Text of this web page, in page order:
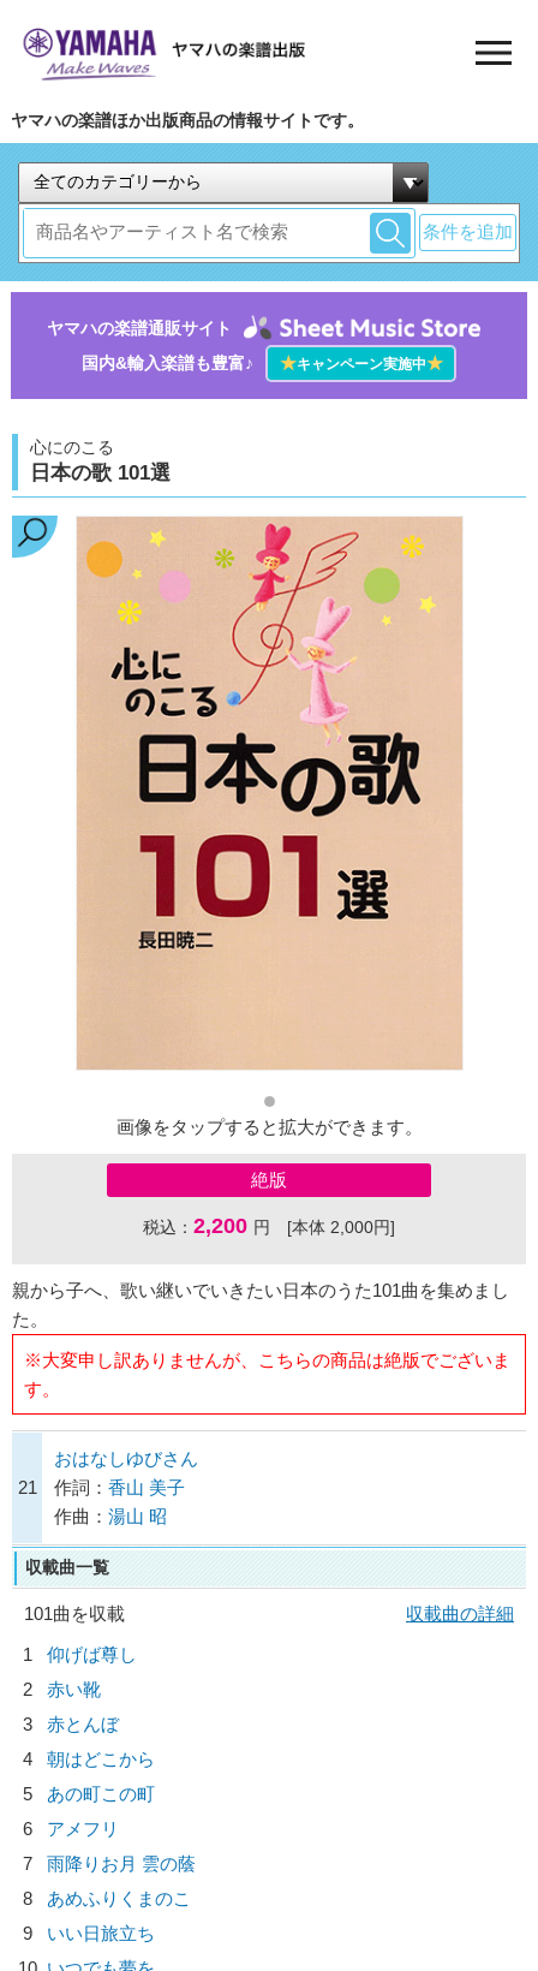
ヤマハの楽譜ほか出版商品の情報サイトです。
条件を追加
ヤマハの楽譜通販サイト
国内&輸入楽譜も豊富♪
★キャンペーン実施中★
心にのこる
日本の歌 101選
画像をタップすると拡大ができます。
絶版
税込： 2,200 円 [本体 2,000円]
親から子へ、歌い継いでいきたい日本のうた101曲を集めまし
た。
※大変申し訳ありませんが、こちらの商品は絶版でございま
す。
21
おはなしゆびさん
作詞： 香山 美子
作曲： 湯山 昭
収載曲一覧
101曲を収載
収載曲の詳細
1
仰げば尊し
2
赤い靴
3
赤とんぼ
4
朝はどこから
5
あの町この町
6
アメフリ
7
雨降りお月 雲の蔭
8
あめふりくまのこ
9
いい日旅立ち